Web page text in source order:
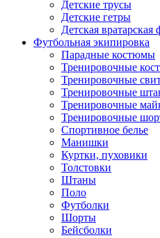
Детские трусы
Детские гетры
Детская вратарская
Футбольная экипировка
Парадные костюмы
Тренировочные
Тренировочные
Тренировочные
Тренировочные
Тренировочные
Спортивное белье
Манишки
Куртки, пуховики
Толстовки
Штаны
Поло
Футболки
Шорты
Бейсболки